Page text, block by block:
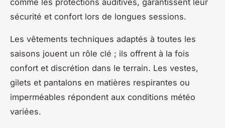
sécurité et confort lors de longues sessions.
Les vêtements techniques adaptés à toutes les
saisons jouent un rôle clé ; ils offrent à la fois
confort et discrétion dans le terrain. Les vestes,
gilets et pantalons en matières respirantes ou
imperméables répondent aux conditions météo
variées.